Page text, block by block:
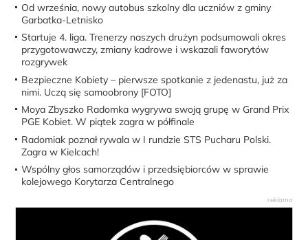
Od września, nowy autobus szkolny dla uczniów z gminy
Garbatka-Letnisko
Startuje 4. liga. Trenerzy naszych drużyn podsumowali okres
przygotowawczy, zmiany kadrowe i wskazali faworytów
rozgrywek
Bezpieczne Kobiety – pierwsze spotkanie z jedenastu, już za
nimi. Uczą się samoobrony [FOTO]
Moya Zbyszko Radomka wygrywa swoją grupę w Grand Prix
PGE Kobiet. W piątek zagra w półfinale
Radomiak poznał rywala w I rundzie STS Pucharu Polski.
Zagra w Kielcach!
Wspólny głos samorządów i przedsiębiorców w sprawie
kolejowego Korytarza Centralnego